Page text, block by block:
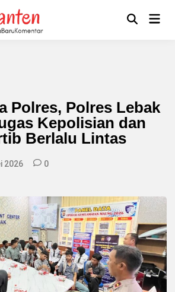
OpenMain
Polres, Polres Lebak
Kepolisian dan
Berlalu Lintas
2026 0